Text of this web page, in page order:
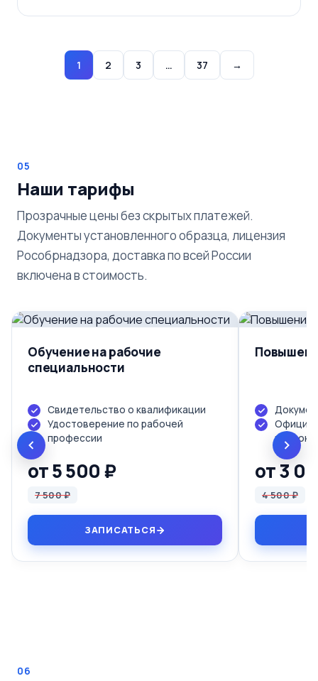
1 2 3 … 37 →
05
Наши тарифы
Прозрачные цены без скрытых платежей.
Документы установленного образца, лицензия
Рособрнадзора, доставка по всей России
включена в стоимость.
Обучение на рабочие
специальности
Свидетельство о квалификации
Удостоверение по рабочей
профессии
от 5 500 ₽
7 500 ₽
ЗАПИСАТЬСЯ
от 3
4 500 ₽
06